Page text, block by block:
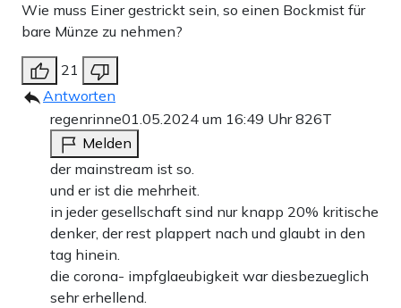
Wie muss Einer gestrickt sein, so einen Bockmist für
bare Münze zu nehmen?
21
Antworten
regenrinne01.05.2024 um 16:49 Uhr826T
Melden
der mainstream ist so.
und er ist die mehrheit.
in jeder gesellschaft sind nur knapp 20% kritische
denker, der rest plappert nach und glaubt in den
tag hinein.
die corona- impfglaeubigkeit war diesbezueglich
sehr erhellend.